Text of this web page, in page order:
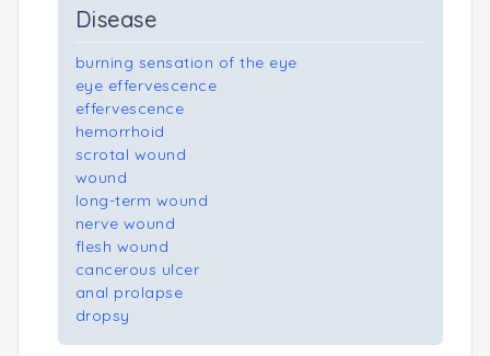
Disease
burning sensation of the eye
eye effervescence
effervescence
hemorrhoid
scrotal wound
wound
long-term wound
nerve wound
flesh wound
cancerous ulcer
anal prolapse
dropsy